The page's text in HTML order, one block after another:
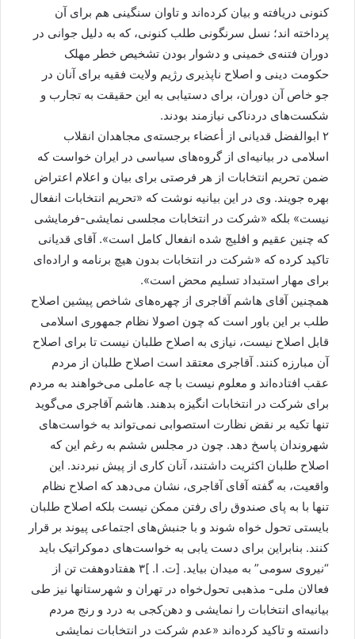
کنونی دریافته و بیان کرده‌اند و تاوان سنگینی هم برای آن
پرداخته اند؛ نسل سرنگونی طلب کنونی، که به دلیل جوانی در
دوران فتنه‌ی خمینی و دشوار بودن تشخیص خطر مهلک
حکومت دینی و اصلاح ناپذیری رژیم ولایت فقیه برای آنان در
جو خاص آن دوران، برای دستیابی به این حقیقت به تجارب و
شکست‌های دردناکی نیازمند بودند.
۲ ابوالفضل قدیانی از أعضاء برجسته‌ی مجاهدان انقلاب
اسلامی در بیانیه‌ای از گروه‌های سیاسی در ایران خواست که
ضمن تحریم انتخابات از هر فرصتی برای بیان و اعلام اعتراض
بهره جویند. وی در این بیانیه نوشت که «تحریم انتخابات انفعال
نیست» بلکه «شرکت در انتخابات مجلسی نمایشی-فرمایشی
که چنین عقیم و افلیج شده انفعال کامل است». آقای قدیانی
تاکید کرده که «شرکت در انتخابات بدون هیچ برنامه و اراده‌ای
برای مهار استبداد تسلیم محض است».
همچنین آقای هاشم آقاجری از چهره‌های شاخص پیشین اصلاح
طلب بر این باور است که چون اصولا نظام جمهوری اسلامی
قابل اصلاح نیست، نیازی به اصلاح طلبان نیست تا برای اصلاح
آن مبارزه کنند. آقاجری معتقد است اصلاح طلبان از مردم
عقب افتاده‌اند و معلوم نیست با چه عاملی می‌خواهند به مردم
برای شرکت در انتخابات انگیزه بدهند. هاشم آقاجری می‌گوید
تنها تکیه بر نقض نظارت استصوابی نمی‌تواند به خواست‌های
شهروندان پاسخ دهد. چون در مجلس ششم به رغم این که
اصلاح طلبان اکثریت داشتند، آنان کاری از پیش نبردند. این
واقعیت، به گفته آقای آقاجری، نشان می‌دهد که اصلاح نظام
تنها با به پای صندوق رای رفتن ممکن نیست بلکه اصلاح طلبان
بایستی تحول خواه شوند و با جنبش‌های اجتماعی پیوند بر قرار
کنند. بنابراین برای دست یابی به خواست‌های دموکراتیک باید
“نیروی سومی” به میدان بیاید. [ت. ا. ]۳ هفتادوهفت تن از
فعالان ملی- مذهبی تحول‌خواه در تهران و شهرستان‍ها نیز طی
بیانیه‌ای انتخابات را نمایشی و دهن‌کجی به درد و رنج مردم
دانسته و تاکید کرده‌اند «عدم شرکت در انتخابات نمایشی